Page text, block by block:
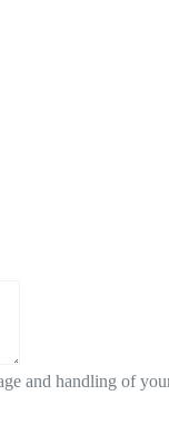
and handling of